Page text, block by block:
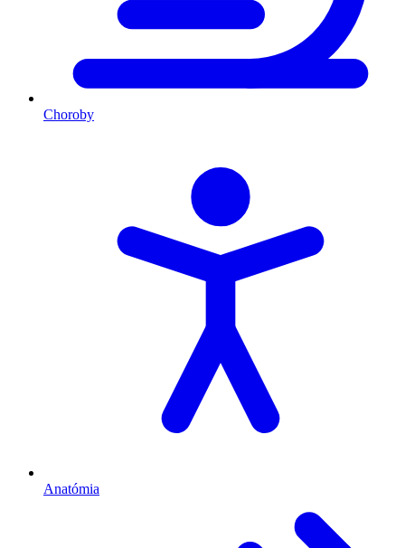
Choroby
Anatómia